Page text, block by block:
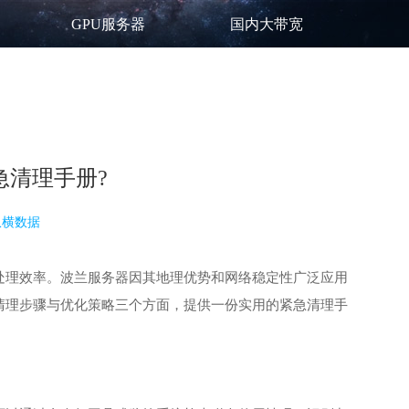
GPU服务器 国内大带宽
清理手册?
数据
效率。波兰服务器因其地理优势和网络稳定性广泛应用
步骤与优化策略三个方面，提供一份实用的紧急清理手